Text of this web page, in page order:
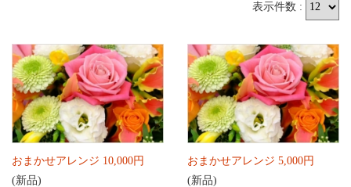
表示件数 :
おまかせアレンジ 10,000円
(新品)
おまかせアレンジ 5,000円
(新品)